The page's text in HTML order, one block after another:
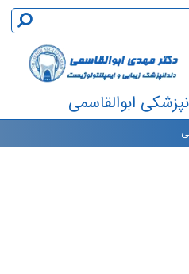
ابوالقاسمی